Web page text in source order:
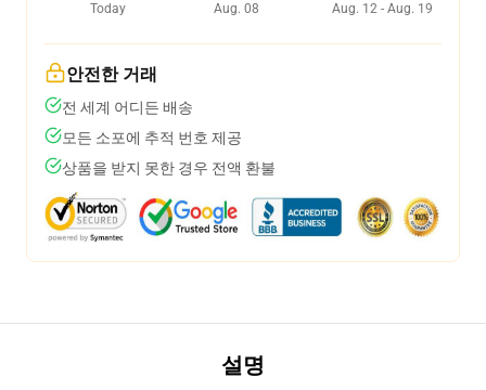
Today
Aug. 08
Aug. 12 - Aug. 19
안전한 거래
전 세계 어디든 배송
모든 소포에 추적 번호 제공
상품을 받지 못한 경우 전액 환불
설명